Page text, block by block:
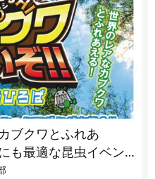
ブクワとふれあ
も最適な昆虫イベン